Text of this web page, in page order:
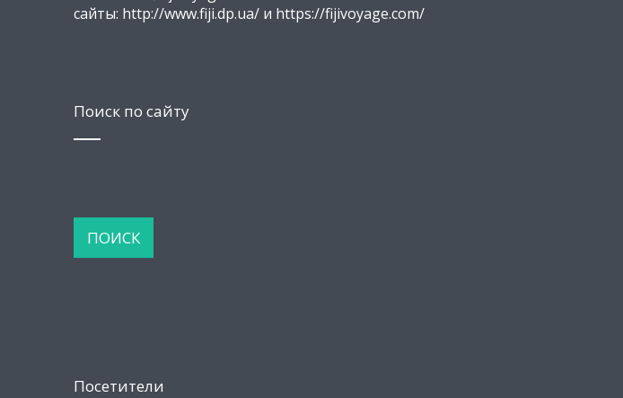
сайты: http://www.fiji.dp.ua/ и https://fijivoyage.com/
Поиск по сайту
Посетители